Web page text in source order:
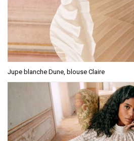
Jupe blanche Dune, blouse Claire